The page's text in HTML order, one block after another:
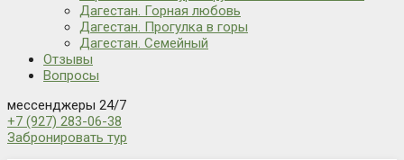
Дагестан. Горная любовь
Дагестан. Прогулка в горы
Дагестан. Семейный
Отзывы
Вопросы
мессенджеры 24/7
+7 (927) 283-06-38
Забронировать тур